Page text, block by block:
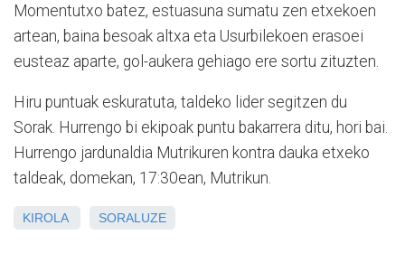
Momentutxo batez, estuasuna sumatu zen etxekoen
artean, baina besoak altxa eta Usurbilekoen erasoei
eusteaz aparte, gol-aukera gehiago ere sortu zituzten.
Hiru puntuak eskuratuta, taldeko lider segitzen du
Sorak. Hurrengo bi ekipoak puntu bakarrera ditu, hori bai.
Hurrengo jardunaldia Mutrikuren kontra dauka etxeko
taldeak, domekan, 17:30ean, Mutrikun.
KIROLA SORALUZE